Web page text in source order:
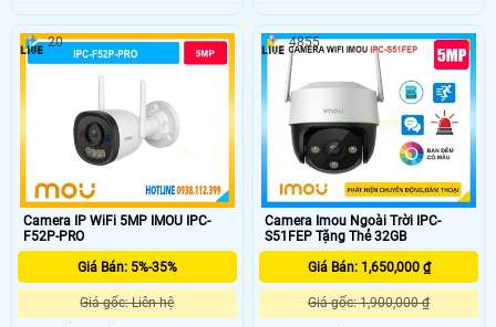
Camera IP WiFi 5MP IMOU IPC-
F52P-PRO
Giá Bán: 5%-35%
Giá gốc: Liên hệ
20
Camera Imou Ngoài Trời IPC-
S51FEP Tặng Thẻ 32GB
Giá Bán: 1,650,000 ₫
Giá gốc: 1,900,000 ₫
4855